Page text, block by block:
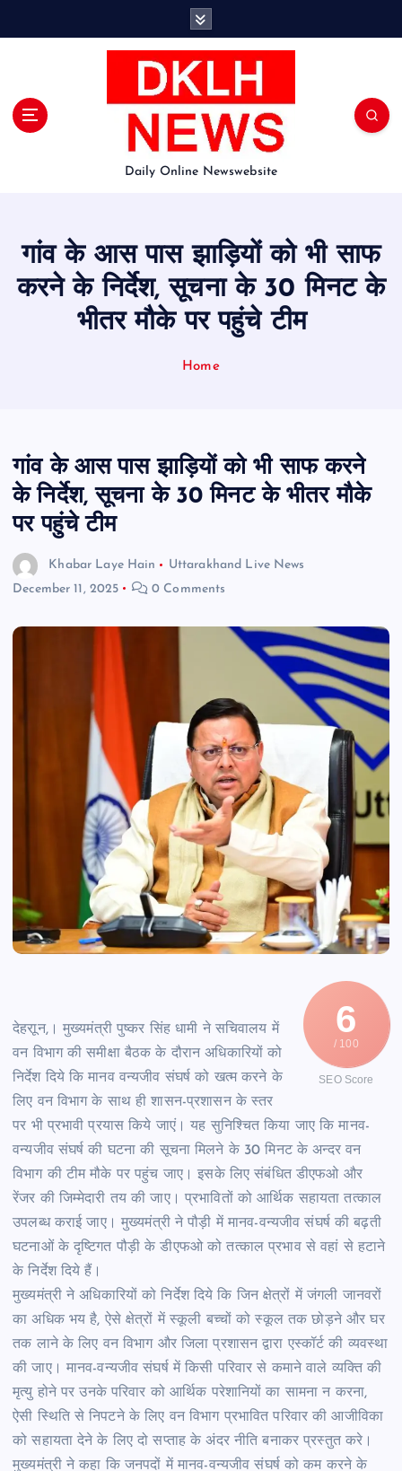
Daily Online Newswebsite
गांव के आस पास झाड़ियों को भी साफ
करने के निर्देश, सूचना के 30 मिनट के
भीतर मौके पर पहुंचे टीम
Home
गांव के आस पास झाड़ियों को भी साफ करने
के निर्देश, सूचना के 30 मिनट के भीतर मौके
पर पहुंचे टीम
Khabar Laye Hain
Uttarakhand Live News
December 11, 2025
0 Comments
6
/ 100
SEO Score
देहराून,। मुख्यमंत्री पुष्कर सिंह धामी ने सचिवालय में
वन विभाग की समीक्षा बैठक के दौरान अधिकारियों को
निर्देश दिये कि मानव वन्यजीव संघर्ष को खत्म करने के
लिए वन विभाग के साथ ही शासन-प्रशासन के स्तर
पर भी प्रभावी प्रयास किये जाएं। यह सुनिश्चित किया जाए कि मानव-
वन्यजीव संघर्ष की घटना की सूचना मिलने के 30 मिनट के अन्दर वन
विभाग की टीम मौके पर पहुंच जाए। इसके लिए संबंधित डीएफओ और
रेंजर की जिम्मेदारी तय की जाए। प्रभावितों को आर्थिक सहायता तत्काल
उपलब्ध कराई जाए। मुख्यमंत्री ने पौड़ी में मानव-वन्यजीव संघर्ष की बढ़ती
घटनाओं के दृष्टिगत पौड़ी के डीएफओ को तत्काल प्रभाव से वहां से हटाने
के निर्देश दिये हैं।
मुख्यमंत्री ने अधिकारियों को निर्देश दिये कि जिन क्षेत्रों में जंगली जानवरों
का अधिक भय है, ऐसे क्षेत्रों में स्कूली बच्चों को स्कूल तक छोड़ने और घर
तक लाने के लिए वन विभाग और जिला प्रशासन द्वारा एस्कॉर्ट की व्यवस्था
की जाए। मानव-वन्यजीव संघर्ष में किसी परिवार से कमाने वाले व्यक्ति की
मृत्यु होने पर उनके परिवार को आर्थिक परेशानियों का सामना न करना,
ऐसी स्थिति से निपटने के लिए वन विभाग प्रभावित परिवार की आजीविका
को सहायता देने के लिए दो सप्ताह के अंदर नीति बनाकर प्रस्तुत करे।
मुख्यमंत्री ने कहा कि जनपदों में मानव-वन्यजीव संघर्ष को कम करने के